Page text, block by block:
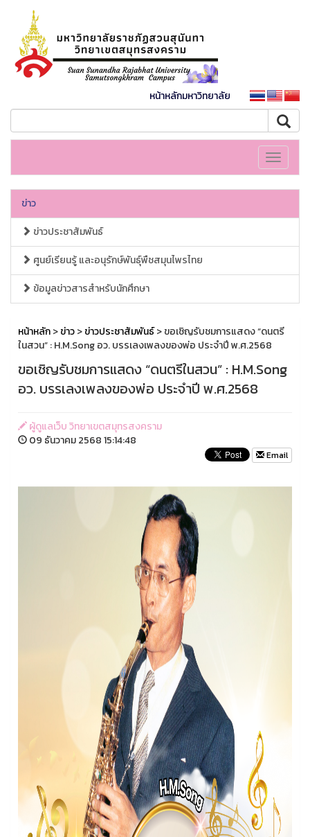
หน้าหลักมหาวิทยาลัย
Toggle
ข่าว
ข่าวประชาสัมพันธ์
ศูนย์เรียนรู้ และอนุรักษ์พันธุ์พืชสมุนไพรไทย
ข้อมูลข่าวสารสำหรับนักศึกษา
หน้าหลัก>ข่าว>ข่าวประชาสัมพันธ์> ขอเชิญรับชมการแสดง “ดนตรี
ในสวน” : H.M.Song อว. บรรเลงเพลงของพ่อ ประจำปี พ.ศ.2568
ขอเชิญรับชมการแสดง “ดนตรีในสวน” : H.M.Song
อว. บรรเลงเพลงของพ่อ ประจำปี พ.ศ.2568
ผู้ดูแลเว็บ วิทยาเขตสมุทรสงคราม
09 ธันวาคม 2568 15:14:48
Email